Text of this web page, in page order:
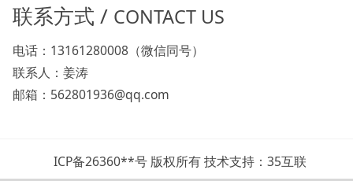
联系方式 / CONTACT US
电话：13161280008（微信同号）
联系人：姜涛
邮箱：562801936@qq.com
ICP备26360**号 版权所有 技术支持：35互联